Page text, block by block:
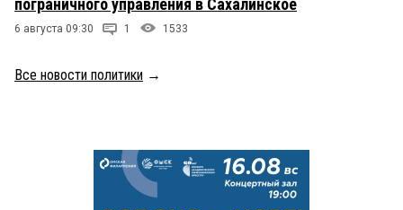
пограничного управления в Сахалинское
6 августа 09:30 1 1533
Все новости политики →